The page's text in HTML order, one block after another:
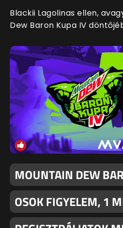
Blackii Lagolinas ellen,
Dew Baron Kupa IV
MOUNTAIN DEW
OSOK FIGYELEM, 1